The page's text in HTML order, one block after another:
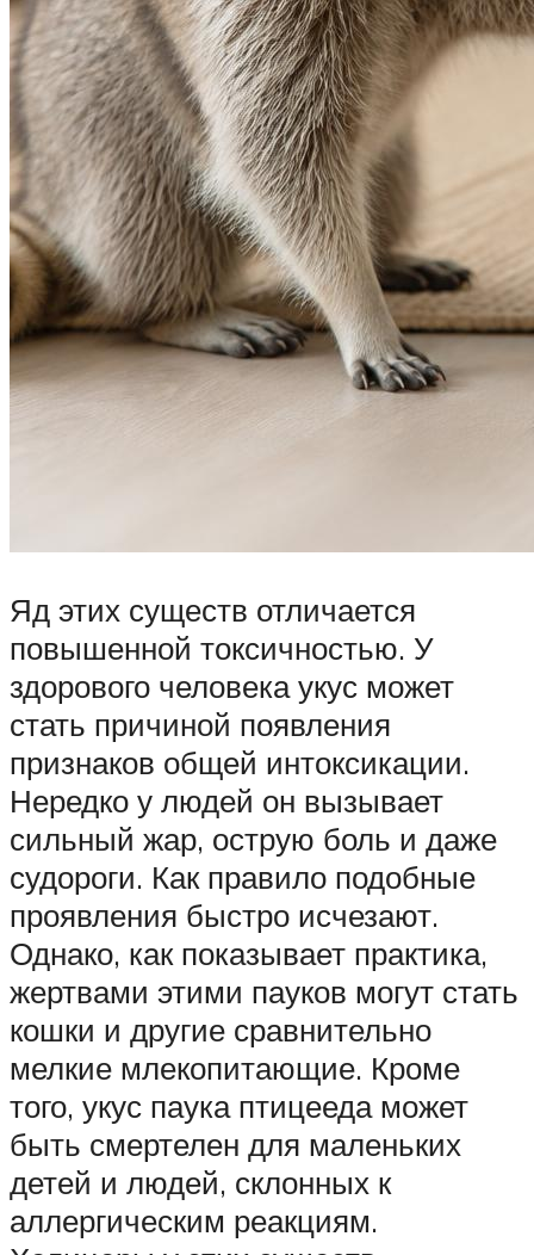
Яд этих существ отличается
повышенной токсичностью. У
здорового человека укус может
стать причиной появления
признаков общей интоксикации.
Нередко у людей он вызывает
сильный жар, острую боль и даже
судороги. Как правило подобные
проявления быстро исчезают.
Однако, как показывает практика,
жертвами этими пауков могут стать
кошки и другие сравнительно
мелкие млекопитающие. Кроме
того, укус паука птицееда может
быть смертелен для маленьких
детей и людей, склонных к
аллергическим реакциям.